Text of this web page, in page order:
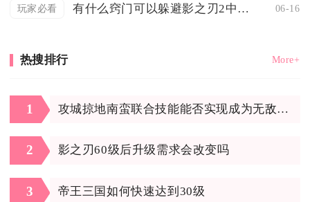
玩家必看 有什么窍门可以躲避影之刃2中的天雷 06-16
热搜排行 More+
1 攻城掠地南蛮联合技能能否实现成为无敌战队
2 影之刃60级后升级需求会改变吗
3 帝王三国如何快速达到30级